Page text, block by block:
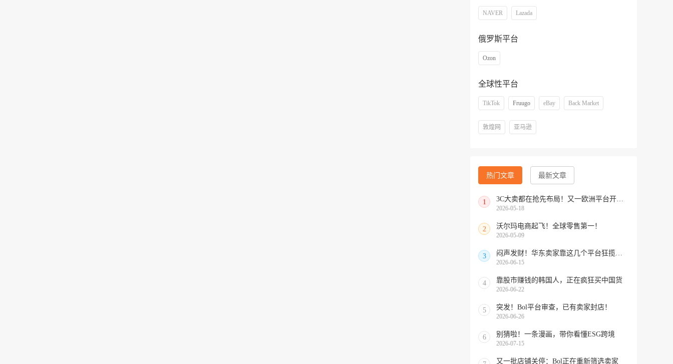
NAVER Lazada
俄罗斯平台
Ozon
全球性平台
TikTok Fruugo eBay Back Market
敦煌网 亚马逊
热门文章 最新文章
1 3C大卖都在抢先布局！又一欧洲平台开放中国招商
2026-05-18
2 沃尔玛电商起飞！全球零售第一！
2026-05-09
3 闷声发财！华东卖家靠这几个平台狂揽北美订单，华南机会来了！
2026-06-15
4 靠股市赚钱的韩国人，正在疯狂买中国货
2026-06-22
5 突发！Bol平台审查，已有卖家封店！
2026-06-26
6 别猜啦！一条漫画，带你看懂ESG跨境
2026-07-15
又一批店铺关停：Bol正在重新筛选卖家